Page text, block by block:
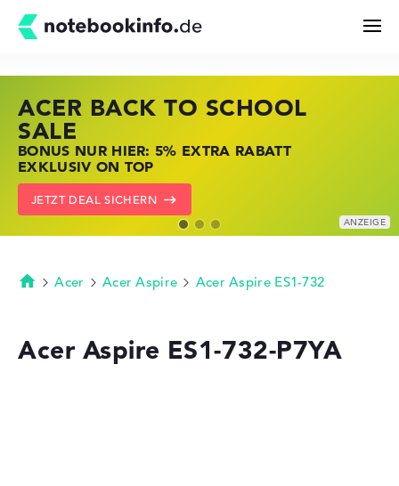
Kaufberatung
Technik & Wissen
Deals
ACER BACK TO SCHOOL
SALE
BONUS NUR HIER: 5% EXTRA RABATT
EXKLUSIV ON TOP
JETZT DEAL SICHERN
HP STORE SSV DEALS
JETZT ZUGREIFEN: NOTEBOOKS BEI HP
KRÄFTIG REDUZIERT
ZU DEN HP ANGEBOTEN
LENOVO LAPTOP DEALS
NOTEBOOKS BEI LENOVO JETZT
KRÄFTIG REDUZIERT
LENOVO DEALS ZEIGEN
Startseite
Acer Acer Aspire Acer Aspire ES1-732
Acer Aspire ES1-732-P7YA